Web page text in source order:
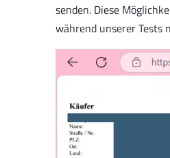
senden. Diese
während unserer Tests